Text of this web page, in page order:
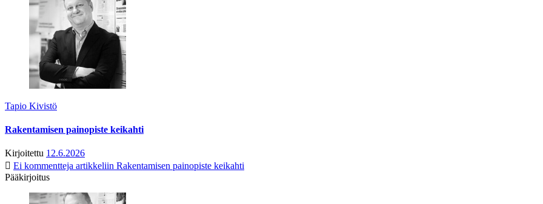
Tapio Kivistö
Rakentamisen painopiste keikahti
Kirjoitettu 12.6.2026
Ei kommentteja artikkeliin Rakentamisen painopiste keikahti
Pääkirjoitus